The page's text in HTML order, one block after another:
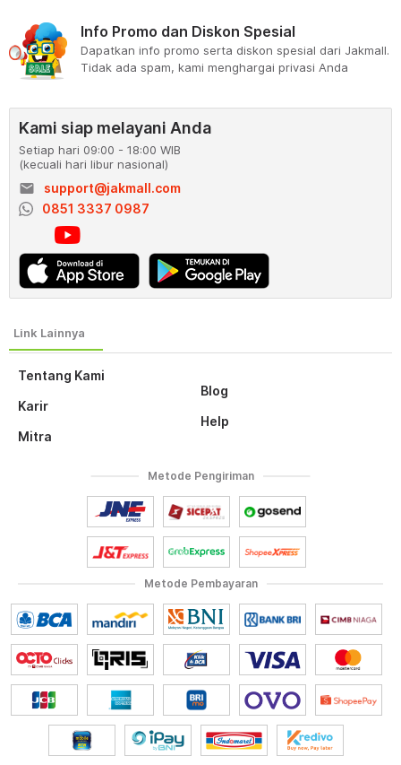
Tentang Kami
Karir
Mitra
Blog
Help
Info Promo dan Diskon Spesial
Dapatkan info promo serta diskon spesial dari Jakmall.
Tidak ada spam, kami menghargai privasi Anda
Kami siap melayani Anda
Setiap hari 09:00 - 18:00 WIB
(kecuali hari libur nasional)
email
support@jakmall.com
0851 3337 0987
Metode Pembayaran
Metode Pengiriman